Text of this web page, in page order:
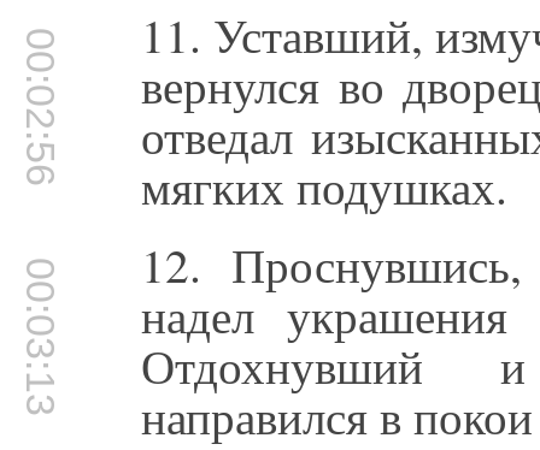
00:02:56 11. Уставший,
вернулся во
отведал
мягких подушках.
00:03:13 12.
надел
Отдохнувший и
направился в